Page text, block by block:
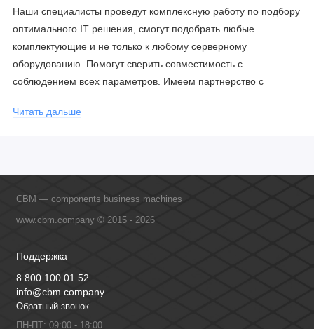
Наши специалисты проведут комплексную работу по подбору
оптимального IT решения, смогут подобрать любые
комплектующие и не только к любому серверному
оборудованию. Помогут сверить совместимость с
соблюдением всех параметров. Имеем партнерство с
обучение сотрудников, что позволяет исключить ошибки даже
Читать дальше
CBM — components business machines
www.cbm.company © 2015 - 2026
Поддержка
8 800 100 01 52
info@cbm.company
Обратный звонок
ПН-ПТ: 09:00 - 18:00